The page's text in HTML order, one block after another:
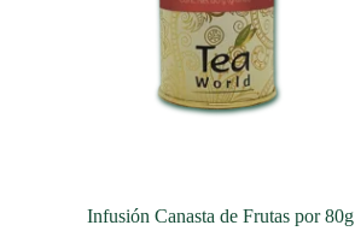
Infusión Canasta de Frutas por 80g